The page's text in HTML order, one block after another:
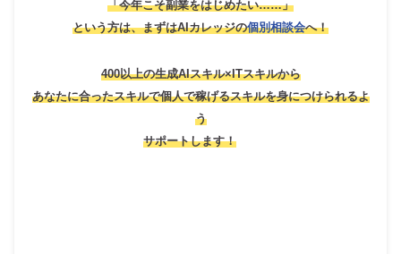
「今年こそ副業をはじめたい……」
という方は、まずはAIカレッジの個別相談会へ！
400以上の生成AIスキル×ITスキルから
あなたに合ったスキルで個人で稼げるスキルを身につけられるよ
う
サポートします！